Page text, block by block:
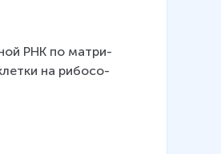
РНК по мат­ри­
на ри­бо­со­